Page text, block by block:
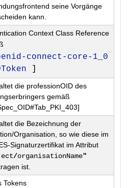
seine Vorgänge
kann.
Context Class Reference
connect-core-1_0
die professionOID des
gemäß
die Bezeichnung der
Organisation, so wie diese im
Signaturzertifikat im Attribut
/organisationName"
ist.
Tokens